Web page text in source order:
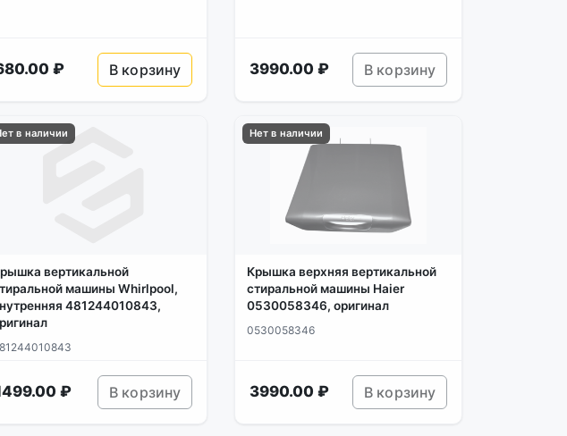
₽ В корзину 3990.00 ₽ В корзину
в наличии
вертикальной
машины Whirlpool,
481244010843,
₽ В корзину
Нет в наличии
Крышка верхняя вертикальной
стиральной машины Haier
0530058346, оригинал
0530058346
3990.00 ₽ В корзину